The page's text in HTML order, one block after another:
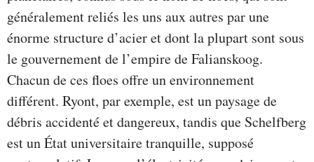
généralement reliés les uns aux autres par une
énorme structure d’acier et dont la plupart sont sous
le gouvernement de l’empire de Falianskoog.
Chacun de ces floes offre un environnement
différent. Ryont, par exemple, est un paysage de
débris accidenté et dangereux, tandis que Schelfberg
est un État universitaire tranquille, supposé